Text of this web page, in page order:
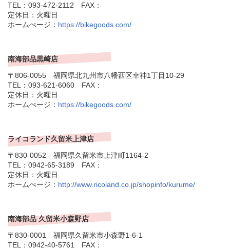
TEL：093-472-2112 FAX：
定休日：火曜日
ホームぺージ： https://bikegoods.com/
南海部品黒崎店
〒806-0055 福岡県北九州市八幡西区幸神1丁目10-29
TEL：093-621-6060 FAX：
定休日：火曜日
ホームぺージ： https://bikegoods.com/
ライコランド久留米上津店
〒830-0052 福岡県久留米市上津町1164-2
TEL：0942-65-3189 FAX：
定休日：火曜日
ホームぺージ： http://www.ricoland.co.jp/shopinfo/kurume/
南海部品 久留米小森野店
〒830-0001 福岡県久留米市小森野1-6-1
TEL：0942-40-5761 FAX：